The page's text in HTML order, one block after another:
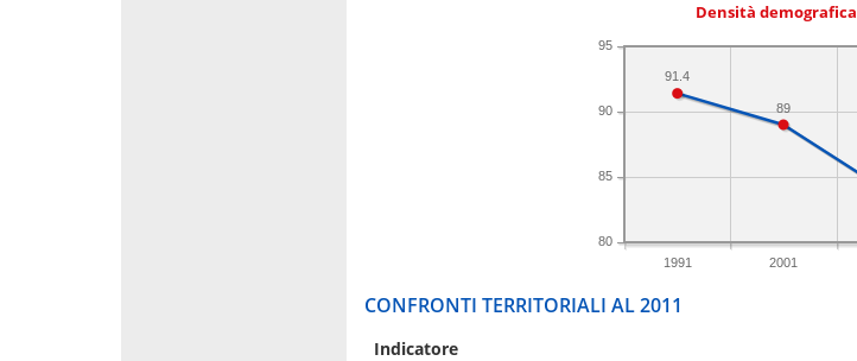
Densità demografica
1991 2001
80
85
90
95
89
91.4
CONFRONTI TERRITORIALI AL 2011
Indicatore